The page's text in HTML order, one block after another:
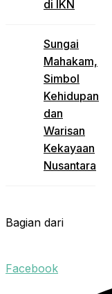
di IKN
Sungai
Mahakam,
Simbol
Kehidupan
dan
Warisan
Kekayaan
Nusantara
Bagian dari
Facebook